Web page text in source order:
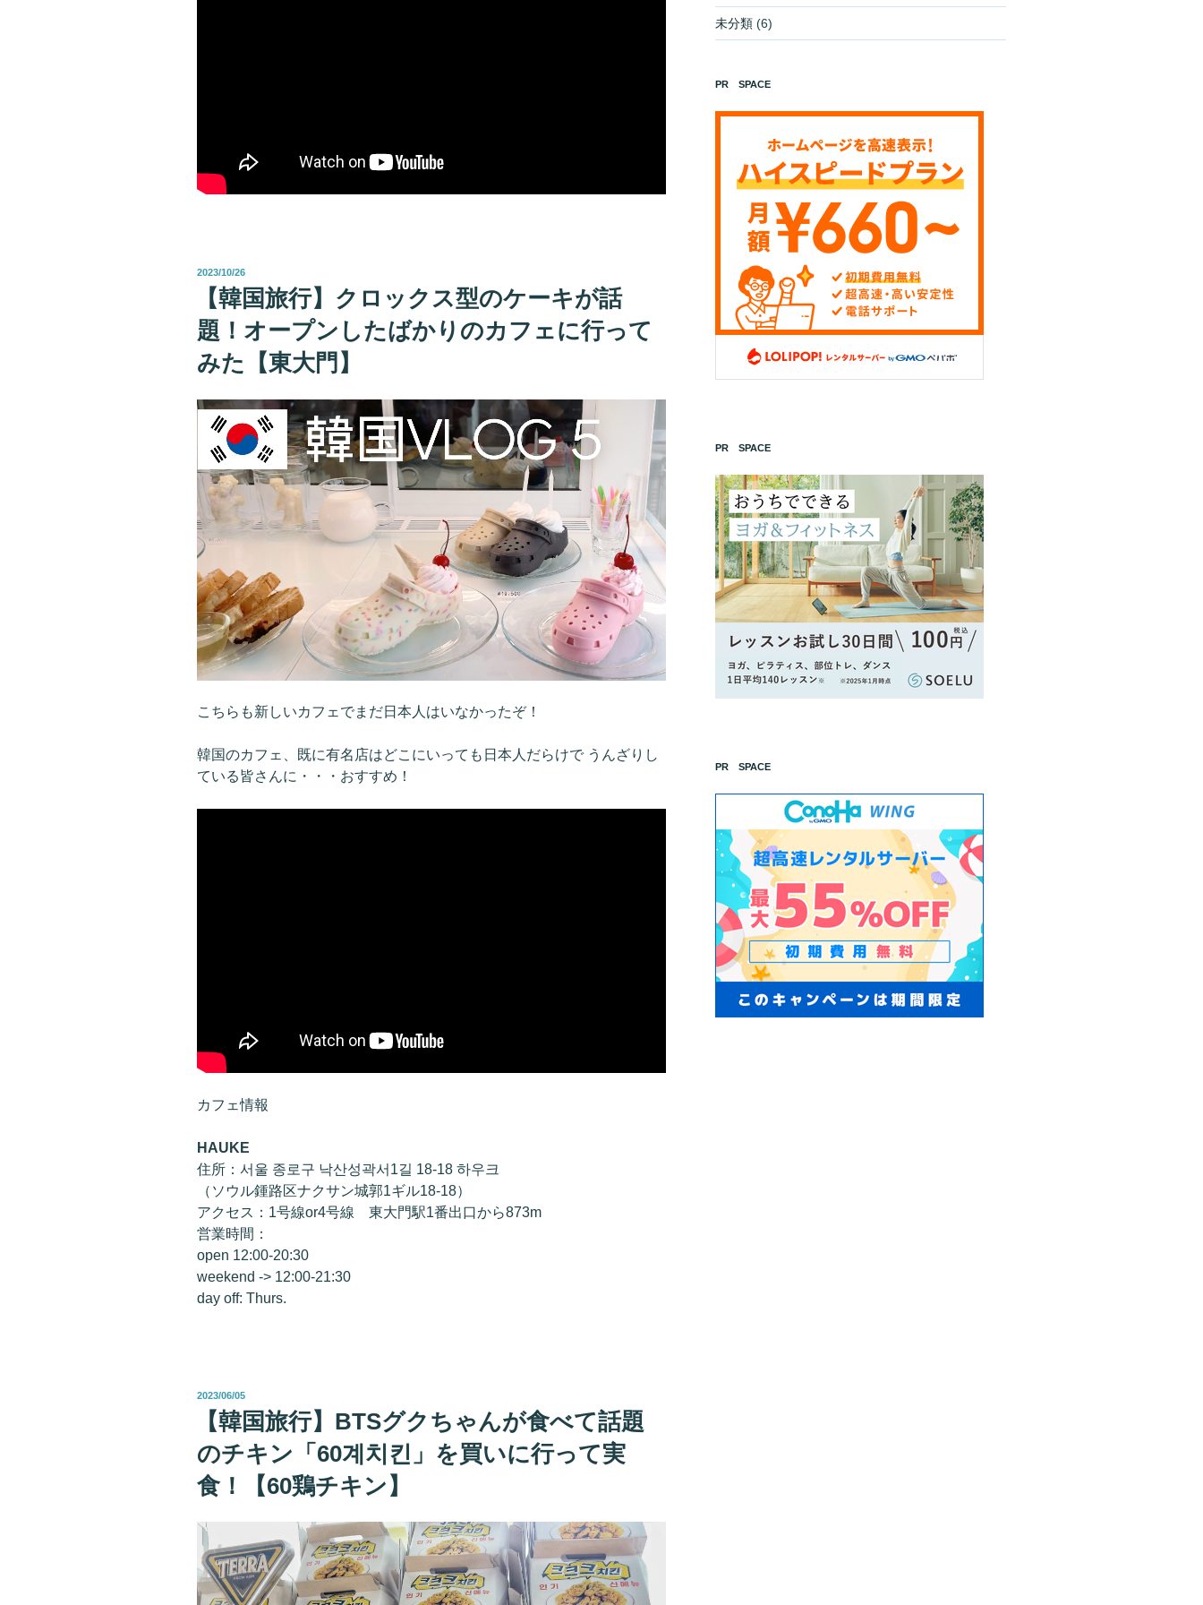
投
2023/10/26
【韓国旅行】クロックス型のケーキが話
題！オープンしたばかりのカフェに行って
みた【東大門】
こちらも新しいカフェでまだ日本人はいなかったぞ！
韓国のカフェ、既に有名店はどこにいっても日本人だらけで うんざりし
ている皆さんに・・・おすすめ！
カフェ情報
HAUKE
住所：서울 종로구 낙산성곽서1길 18-18 하우크
（ソウル鍾路区ナクサン城郭1ギル18-18）
アクセス：1号線or4号線 東大門駅1番出口から873m
営業時間：
open 12:00-20:30
weekend -> 12:00-21:30
day off: Thurs.
投
2023/06/05
【韓国旅行】BTSグクちゃんが食べて話題
のチキン「60계치킨」を買いに行って実
食！【60鶏チキン】
未分類(6)
PR SPACE
PR SPACE
PR SPACE